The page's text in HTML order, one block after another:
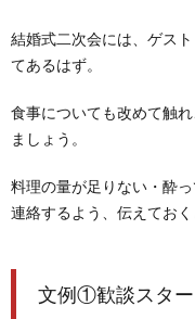
結婚式二次会には、ゲス
てあるはず。
食事についても改めて触れ
ましょう。
料理の量が足りない・酔
連絡するよう、伝えておく
文例①歓談スター